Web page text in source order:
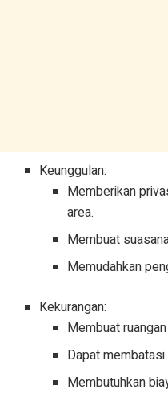
Keunggulan:
Memberikan
area.
Membuat
Memudahkan
Kekurangan:
Membuat
Dapat
Membutuhkan